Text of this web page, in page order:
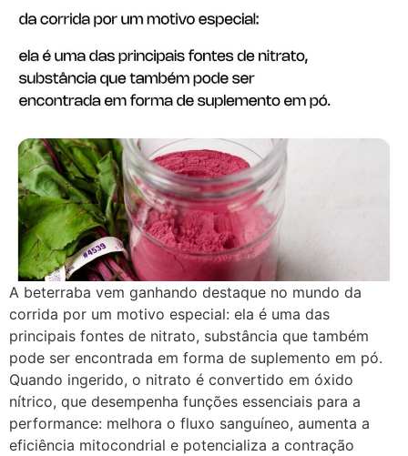
A beterraba vem ganhando destaque no mundo da
corrida por um motivo especial: ela é uma das
principais fontes de nitrato, substância que também
pode ser encontrada em forma de suplemento em pó.
Quando ingerido, o nitrato é convertido em óxido
nítrico, que desempenha funções essenciais para a
performance: melhora o fluxo sanguíneo, aumenta a
eficiência mitocondrial e potencializa a contração